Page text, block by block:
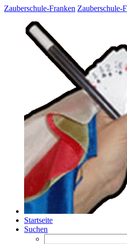
Zauberschule-Franken Zauberschule-
Startseite
Suchen